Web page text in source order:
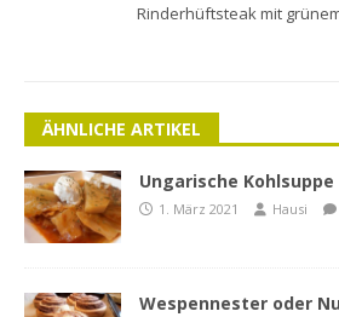
Rinderhüftsteak mit
ÄHNLICHE ARTIKEL
Ungarische Kohlsuppe
1. März 2021 Hausi
Wespennester oder